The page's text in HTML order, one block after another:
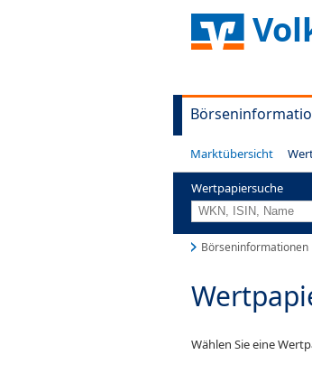
Marktübersicht
Wertpapiersuche
Börseninformationen
Wählen Sie eine